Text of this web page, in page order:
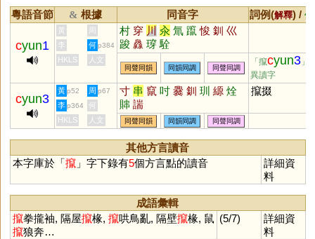
粵語音節 & 根據 同音字 詞例(解釋) /
cyun1
黃 周 村 穿 川 汆 氚 躥 悛 釧 巛
踆 灥 瑏 駩
李 何 p384
HKLS 人文
同聲同韻 同韻同調 同聲同調
「攛cyun3 」
異讀字
cyun3
黃 p52 周 p67 寸 串 竄 吋 爨 釧 玔 縓 烇
賗 諯
攛掇
李 p364
何
HKLS
人文 同聲同韻 同韻同調 同聲同調
其他方言讀音
本字庫於「攛」字下錄有5個方言點的讀音
詳細資
料
成語彙輯
攛拳攏袖, 隔屋攛椽, 攛哄鳥亂, 隔壁攛椽, 鼠
攛狼奔…
(5/7)
詳細資
料